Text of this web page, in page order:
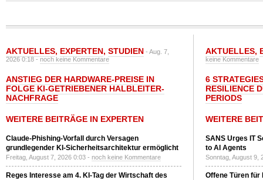
AKTUELLES, EXPERTEN, STUDIEN - Aug. 7,
2026 0:18 -noch keine Kommentare
ANSTIEG DER HARDWARE-PREISE IN
FOLGE KI-GETRIEBENER HALBLEITER-
NACHFRAGE
WEITERE BEITRÄGE IN EXPERTEN
Claude-Phishing-Vorfall durch Versagen
grundlegender KI-Sicherheitsarchitektur ermöglicht
Freitag, August 7, 2026 0:03 - noch keine Kommentare
Reges Interesse am 4. KI-Tag der Wirtschaft des
AKTUELLES,
keine Kommentare
6
RESILIENCE
PERIODS
WEITERE
SANS Urges IT
to AI Agents
Sonntag, August 9,
Offene Türen für